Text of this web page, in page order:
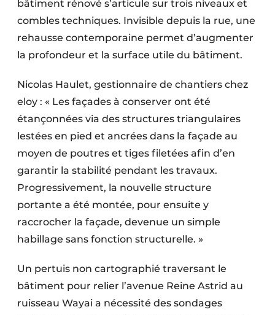
bâtiment rénové s’articule sur trois niveaux et
combles techniques. Invisible depuis la rue, une
rehausse contemporaine permet d’augmenter
la profondeur et la surface utile du bâtiment.
Nicolas Haulet, gestionnaire de chantiers chez
eloy : « Les façades à conserver ont été
étançonnées via des structures triangulaires
lestées en pied et ancrées dans la façade au
moyen de poutres et tiges filetées afin d’en
garantir la stabilité pendant les travaux.
Progressivement, la nouvelle structure
portante a été montée, pour ensuite y
raccrocher la façade, devenue un simple
habillage sans fonction structurelle. »
Un pertuis non cartographié traversant le
bâtiment pour relier l’avenue Reine Astrid au
ruisseau Wayai a nécessité des sondages